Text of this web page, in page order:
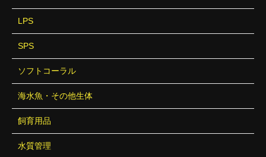
LPS
SPS
ソフトコーラル
海水魚・その他生体
飼育用品
水質管理